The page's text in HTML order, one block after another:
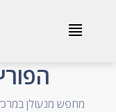
הפורץ ממרכז אשכול -
≣